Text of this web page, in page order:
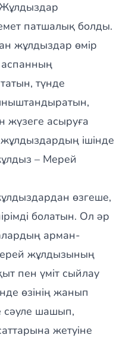
патшалық болды.
жұлдыздар өмір
аспанның
түнде
жүзеге асыруға
жұлдыздардың ішінде
– Мерей
өзгеше,
болатын. Ол әр
арман-
жұлдызының
пен үміт сыйлау
өзінің жанып
сәуле шашып,
жетуіне